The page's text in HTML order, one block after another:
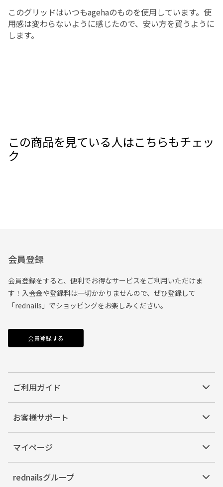
このグリッドはいつもagehaのものを使用しています。使
用感は変わらないように感じたので、安い方を買うように
します。
この商品を見ている人はこちらもチェッ
ク
会員登録
会員登録をすると、便利でお得なサービスをご利用いただけま
す！入会金や登録料は一切かかりませんので、ぜひ登録して
「rednails」でショッピングをお楽しみください。
会員登録する
ご利用ガイド
お客様サポート
マイページ
rednailsグループ